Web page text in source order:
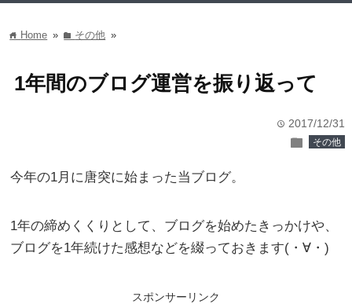
home Home » folder その他 »
1年間のブログ運営を振り返って
time 2017/12/31
folder その他
今年の1月に唐突に始まった当ブログ。
1年の締めくくりとして、ブログを始めたきっかけや、
ブログを1年続けた感想などを綴っておきます(・∀・)
スポンサーリンク